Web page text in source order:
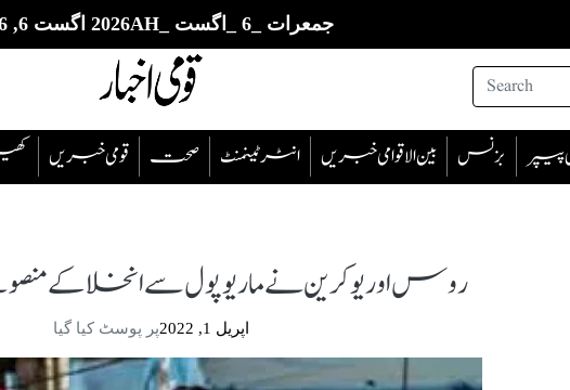
جمعرات _6 _اگست _2026AH اگست 6, 2026
قومی خبریں صحت انٹرٹینمنٹ بین الاقوامی خبریں بزنس پیپر
روس اور یوکرین نے ماریوپول سے انخلا کے
اپریل 1, 2022 پر پوسٹ کیا گیا